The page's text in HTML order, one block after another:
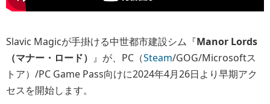
Slavic Magicが手掛ける中世都市建設シム『Manor Lords
（マナー・ロード） 』が、PC（Steam/GOG/Microsoftス
トア）/PC Game Pass向けに2024年4月26日より早期アク
セスを開始します。